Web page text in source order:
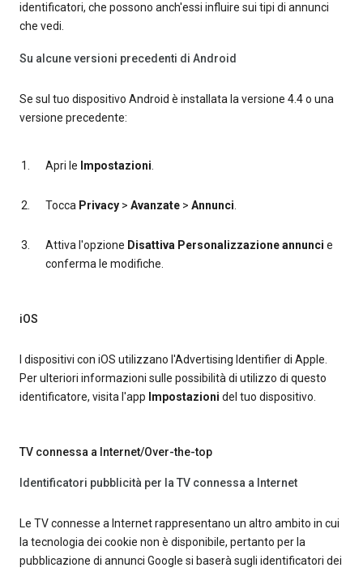
identificatori, che possono anch'essi influire sui tipi di annunci
che vedi.
Su alcune versioni precedenti di Android
Se sul tuo dispositivo Android è installata la versione 4.4 o una
versione precedente:
Apri le Impostazioni.
Tocca Privacy > Avanzate > Annunci.
Attiva l'opzione Disattiva Personalizzazione annunci e
conferma le modifiche.
iOS
I dispositivi con iOS utilizzano l'Advertising Identifier di Apple.
Per ulteriori informazioni sulle possibilità di utilizzo di questo
identificatore, visita l'app Impostazioni del tuo dispositivo.
TV connessa a Internet/Over-the-top
Identificatori pubblicità per la TV connessa a Internet
Le TV connesse a Internet rappresentano un altro ambito in cui
la tecnologia dei cookie non è disponibile, pertanto per la
pubblicazione di annunci Google si baserà sugli identificatori dei